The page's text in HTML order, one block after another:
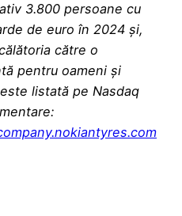
3.800 persoane cu
de euro în 2024 și,
către o
pentru oameni și
listată pe Nasdaq